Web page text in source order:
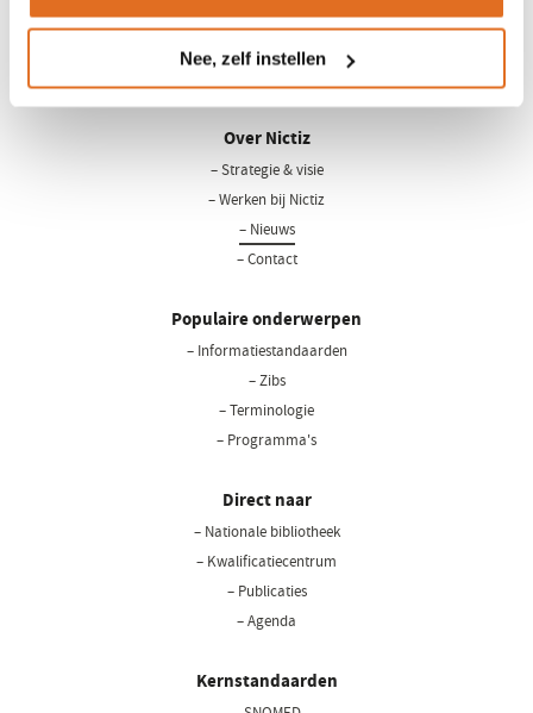
Nee, zelf instellen
LinkedInYoutube
Over Nictiz
– Strategie & visie
– Werken bij Nictiz
– Nieuws
– Contact
Populaire onderwerpen
– Informatiestandaarden
– Zibs
– Terminologie
– Programma's
Direct naar
– Nationale bibliotheek(opent
– Kwalificatiecentrum
– Publicaties
– Agenda
Kernstandaarden